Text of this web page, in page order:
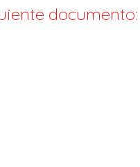
documento: